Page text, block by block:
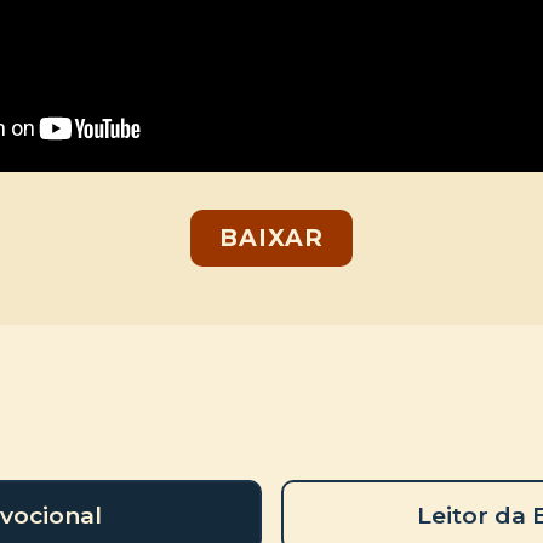
BAIXAR
Leitor da